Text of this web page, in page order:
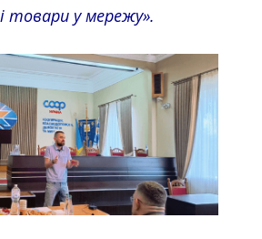
товари у мережу».